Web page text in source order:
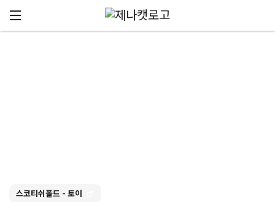
메뉴 건너뛰기
스코티쉬폴드 - 토이